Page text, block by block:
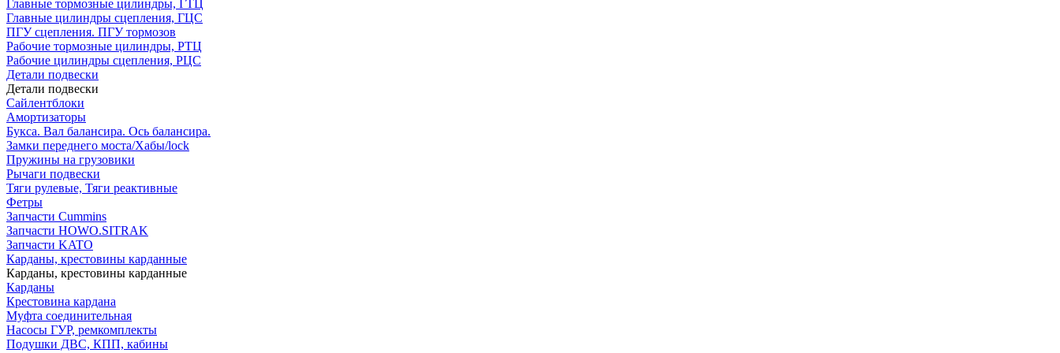
Главные тормозные цилиндры, ГТЦ
Главные цилиндры сцепления, ГЦС
ПГУ сцепления. ПГУ тормозов
Рабочие тормозные цилиндры, РТЦ
Рабочие цилиндры сцепления, РЦС
Детали подвески
Детали подвески
Cайлентблоки
Амортизаторы
Букса. Вал балансира. Ось балансира.
Замки переднего моста/Хабы/lock
Пружины на грузовики
Рычаги подвески
Тяги рулевые, Тяги реактивные
Фетры
Запчасти Cummins
Запчасти HOWO.SITRAK
Запчасти KATO
Карданы, крестовины карданные
Карданы, крестовины карданные
Карданы
Крестовина кардана
Муфта соединительная
Насосы ГУР, ремкомплекты
Подушки ДВС, КПП, кабины